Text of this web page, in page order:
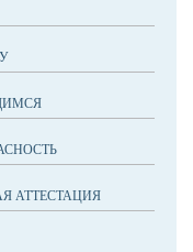
АТТЕСТАЦИЯ